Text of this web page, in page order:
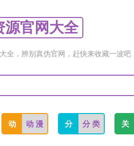
源官网大全
全，辨别真伪官网，赶快来收藏一波吧
动 动 漫 分 分 类 关